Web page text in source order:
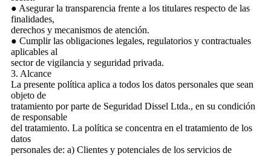
● Asegurar la transparencia frente a los titulares respecto de las
finalidades,
derechos y mecanismos de atención.
● Cumplir las obligaciones legales, regulatorios y contractuales
aplicables al
sector de vigilancia y seguridad privada.
3. Alcance
La presente política aplica a todos los datos personales que sean
objeto de
tratamiento por parte de Seguridad Dissel Ltda., en su condición
de responsable
del tratamiento. La política se concentra en el tratamiento de los
datos
personales de: a) Clientes y potenciales de los servicios de